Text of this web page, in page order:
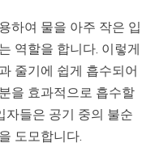
하여 물을 아주 작은 입
역할을 합니다. 이렇게
줄기에 쉽게 흡수되어
을 효과적으로 흡수할
자들은 공기 중의 불순
도모합니다.